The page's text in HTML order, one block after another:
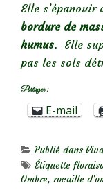
Elle s’épanouir
bordure de
humus. Elle
pas les sols
Partager :
E-mail
Publié dans
Étiquette
Ombre, rocaille